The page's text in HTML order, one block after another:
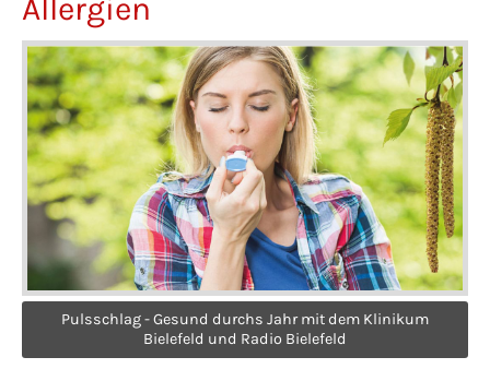
Lorem ipsum dolor sit amet:
24h/ 365days
We offer support for our customers
Mon - Fri 8:00am - 5:00pm(GMT +1)
Get in touch
Cybersteel Inc.
Allergien
Pulsschlag - Gesund durchs Jahr mit dem Klinikum
Bielefeld und Radio Bielefeld